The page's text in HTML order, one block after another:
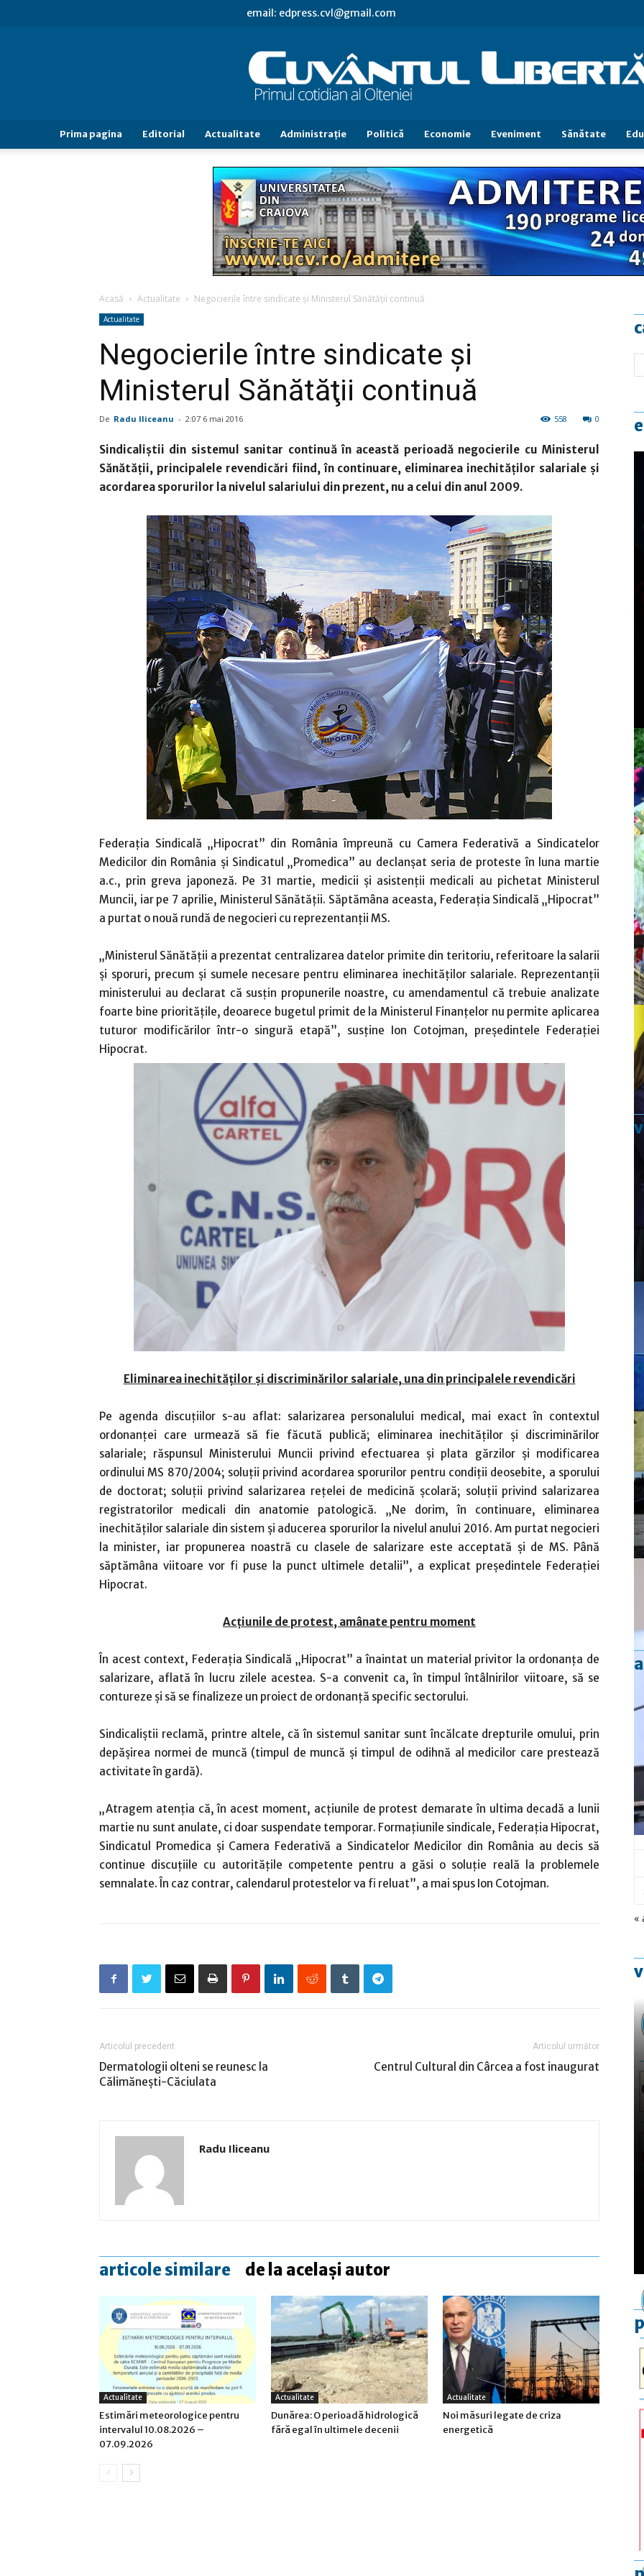
email: edpress.cvl@gmail.com
Cuvântul
Libertăţii
Prima pagina Editorial Actualitate Administraţie Politică Economie Eveniment Sănătate
Acasă Actualitate Negocierile între sindicate şi Ministerul Sănătăţii continuă
Actualitate
Negocierile între sindicate şi
Ministerul Sănătăţii continuă
De Radu Iliceanu - 2:07 6 mai 2016 0
558
Sindicaliştii din sistemul sanitar continuă în această perioadă negocierile cu Ministerul
Sănătăţii, principalele revendicări fiind, în continuare, eliminarea inechităţilor salariale şi
acordarea sporurilor la nivelul salariului din prezent, nu a celui din anul 2009.
Federaţia Sindicală „Hipocrat” din România împreună cu Camera Federativă a Sindicatelor
Medicilor din România şi Sindicatul „Promedica” au declanşat seria de proteste în luna martie
a.c., prin greva japoneză. Pe 31 martie, medicii şi asistenţii medicali au pichetat Ministerul
Muncii, iar pe 7 aprilie, Ministerul Sănătăţii. Săptămâna aceasta, Federaţia Sindicală „Hipocrat”
a purtat o nouă rundă de negocieri cu reprezentanţii MS.
„Ministerul Sănătăţii a prezentat centralizarea datelor primite din teritoriu, referitoare la salarii
şi sporuri, precum şi sumele necesare pentru eliminarea inechităţilor salariale. Reprezentanţii
ministerului au declarat că susţin propunerile noastre, cu amendamentul că trebuie analizate
foarte bine priorităţile, deoarece bugetul primit de la Ministerul Finanţelor nu permite aplicarea
tuturor modificărilor într-o singură etapă”, susţine Ion Cotojman, preşedintele Federaţiei
Hipocrat.
Eliminarea inechităţilor şi discriminărilor salariale, una din principalele revendicări
Pe agenda discuţiilor s-au aflat: salarizarea personalului medical, mai exact în contextul
ordonanţei care urmează să fie făcută publică; eliminarea inechităţilor şi discriminărilor
salariale; răspunsul Ministerului Muncii privind efectuarea şi plata gărzilor şi modificarea
ordinului MS 870/2004; soluţii privind acordarea sporurilor pentru condiţii deosebite, a sporului
de doctorat; soluţii privind salarizarea reţelei de medicină şcolară; soluţii privind salarizarea
registratorilor medicali din anatomie patologică. „Ne dorim, în continuare, eliminarea
inechităţilor salariale din sistem şi aducerea sporurilor la nivelul anului 2016. Am purtat negocieri
la minister, iar propunerea noastră cu clasele de salarizare este acceptată şi de MS. Până
săptămâna viitoare vor fi puse la punct ultimele detalii”, a explicat preşedintele Federaţiei
Hipocrat.
Acţiunile de protest, amânate pentru moment
În acest context, Federaţia Sindicală „Hipocrat” a înaintat un material privitor la ordonanţa de
salarizare, aflată în lucru zilele acestea. S-a convenit ca, în timpul întâlnirilor viitoare, să se
contureze şi să se finalizeze un proiect de ordonanţă specific sectorului.
Sindicaliştii reclamă, printre altele, că în sistemul sanitar sunt încălcate drepturile omului, prin
depăşirea normei de muncă (timpul de muncă şi timpul de odihnă al medicilor care prestează
activitate în gardă).
„Atragem atenţia că, în acest moment, acţiunile de protest demarate în ultima decadă a lunii
martie nu sunt anulate, ci doar suspendate temporar. Formaţiunile sindicale, Federaţia Hipocrat,
Sindicatul Promedica şi Camera Federativă a Sindicatelor Medicilor din România au decis să
continue discuţiile cu autorităţile competente pentru a găsi o soluţie reală la problemele
semnalate. În caz contrar, calendarul protestelor va fi reluat”, a mai spus Ion Cotojman.
Articolul precedent
Dermatologii olteni se reunesc la
Călimăneşti-Căciulata
Articolul următor
Centrul Cultural din Cârcea a fost inaugurat
Radu Iliceanu
articole similare de la același autor
Actualitate
Estimări meteorologice pentru
intervalul 10.08.2026 –
07.09.2026
Actualitate
Dunărea: O perioadă hidrologică
fără egal în ultimele decenii
Actualitate
Noi măsuri legate de criza
energetică
«